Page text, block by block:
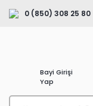
0 (850) 308 25 80
Bayi Girişi
Yap